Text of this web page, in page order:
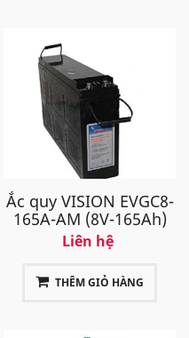
Ắc quy VISION EVGC8-
165A-AM (8V-165Ah)
Liên hệ
THÊM GIỎ HÀNG